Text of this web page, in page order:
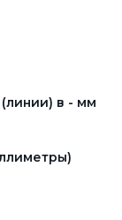
в - мм